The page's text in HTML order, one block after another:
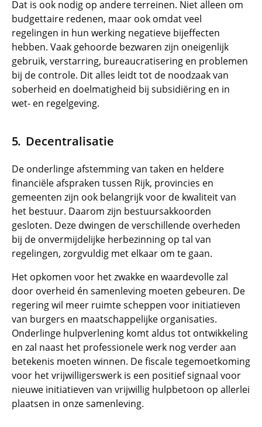
Dat is ook nodig op andere terreinen. Niet alleen om
budgettaire redenen, maar ook omdat veel
regelingen in hun werking negatieve bijeffecten
hebben. Vaak gehoorde bezwaren zijn oneigenlijk
gebruik, verstarring, bureaucratisering en problemen
bij de controle. Dit alles leidt tot de noodzaak van
soberheid en doelmatigheid bij subsidiëring en in
wet- en regelgeving.
Decentralisatie
De onderlinge afstemming van taken en heldere
financiële afspraken tussen Rijk, provincies en
gemeenten zijn ook belangrijk voor de kwaliteit van
het bestuur. Daarom zijn bestuursakkoorden
gesloten. Deze dwingen de verschillende overheden
bij de onvermijdelijke herbezinning op tal van
regelingen, zorgvuldig met elkaar om te gaan.
Het opkomen voor het zwakke en waardevolle zal
door overheid én samenleving moeten gebeuren. De
regering wil meer ruimte scheppen voor initiatieven
van burgers en maatschappelijke organisaties.
Onderlinge hulpverlening komt aldus tot ontwikkeling
en zal naast het professionele werk nog verder aan
betekenis moeten winnen. De fiscale tegemoetkoming
voor het vrijwilligerswerk is een positief signaal voor
nieuwe initiatieven van vrijwillig hulpbetoon op allerlei
plaatsen in onze samenleving.